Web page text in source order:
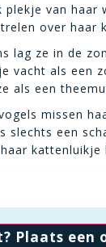
plekje van haar
over haar
lag ze in de
vacht als een
als een
missen
slechts een
haar kattenluikje
Plaats een